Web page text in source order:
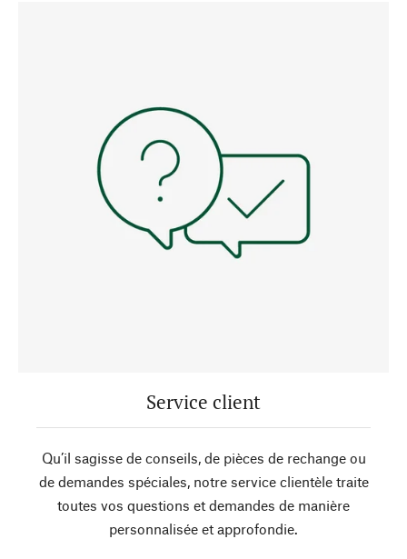
Service client
Qu’il sagisse de conseils, de pièces de rechange ou
de demandes spéciales, notre service clientèle traite
toutes vos questions et demandes de manière
personnalisée et approfondie.